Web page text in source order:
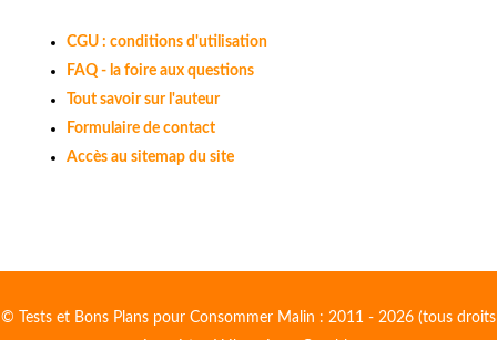
CGU : conditions d'utilisation
FAQ - la foire aux questions
Tout savoir sur l'auteur
Formulaire de contact
Accès au sitemap du site
© Tests et Bons Plans pour Consommer Malin : 2011 - 2026 (tous droits